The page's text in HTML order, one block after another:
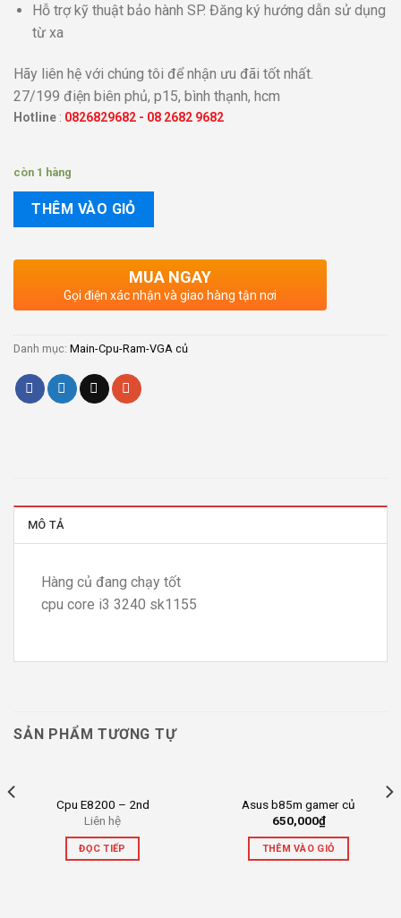
Hỗ trợ kỹ thuật bảo hành SP. Đăng ký hướng dẫn sử dụng
từ xa
Hãy liên hệ với chúng tôi để nhận ưu đãi tốt nhất.
27/199 điện biên phủ, p15, bình thạnh, hcm
Hotline : 0826829682 - 08 2682 9682
còn 1 hàng
THÊM VÀO GIỎ
MUA NGAY
Gọi điện xác nhận và giao hàng tận nơi
Danh mục: Main-Cpu-Ram-VGA củ
MÔ TẢ
Hàng củ đang chạy tốt
cpu core i3 3240 sk1155
SẢN PHẨM TƯƠNG TỰ
Cpu E8200 – 2nd
Liên hệ
ĐỌC TIẾP
Asus b85m gamer củ
650,000₫
THÊM VÀO GIỎ